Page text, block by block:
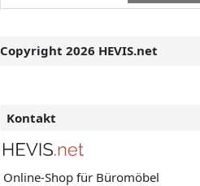
Copyright 2026 HEVIS.net
Kontakt
Online-Shop für Büromöbel